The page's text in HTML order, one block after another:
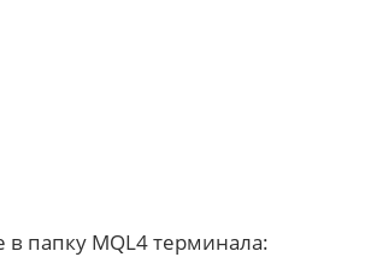
в папку MQL4 терминала: